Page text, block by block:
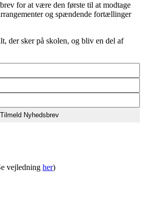
for at være den første til at modtage
og spændende fortællinger
der sker på skolen, og bliv en del af
vejledning her)